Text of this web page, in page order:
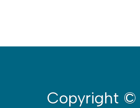
Copyright ©